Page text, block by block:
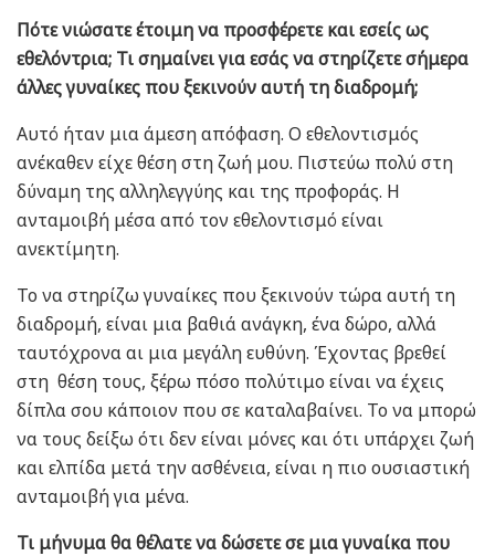
Πότε νιώσατε έτοιμη να προσφέρετε και εσείς ως
εθελόντρια; Τι σημαίνει για εσάς να στηρίζετε σήμερα
άλλες γυναίκες που ξεκινούν αυτή τη διαδρομή;
Αυτό ήταν μια άμεση απόφαση. Ο εθελοντισμός
ανέκαθεν είχε θέση στη ζωή μου. Πιστεύω πολύ στη
δύναμη της αλληλεγγύης και της προφοράς. Η
ανταμοιβή μέσα από τον εθελοντισμό είναι
ανεκτίμητη.
Το να στηρίζω γυναίκες που ξεκινούν τώρα αυτή τη
διαδρομή, είναι μια βαθιά ανάγκη, ένα δώρο, αλλά
ταυτόχρονα αι μια μεγάλη ευθύνη. Έχοντας βρεθεί
στη θέση τους, ξέρω πόσο πολύτιμο είναι να έχεις
δίπλα σου κάποιον που σε καταλαβαίνει. Το να μπορώ
να τους δείξω ότι δεν είναι μόνες και ότι υπάρχει ζωή
και ελπίδα μετά την ασθένεια, είναι η πιο ουσιαστική
ανταμοιβή για μένα.
Τι μήνυμα θα θέλατε να δώσετε σε μια γυναίκα που